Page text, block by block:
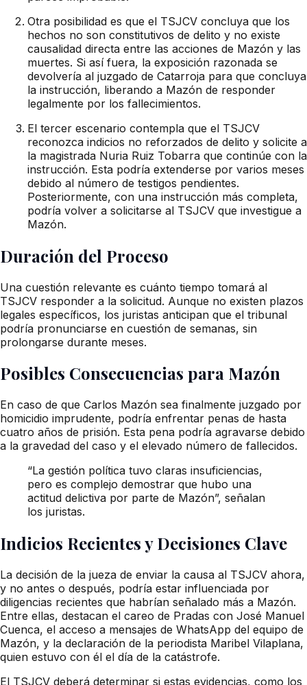
Otra posibilidad es que el TSJCV concluya que los
hechos no son constitutivos de delito y no existe
causalidad directa entre las acciones de Mazón y las
muertes. Si así fuera, la exposición razonada se
devolvería al juzgado de Catarroja para que concluya
la instrucción, liberando a Mazón de responder
legalmente por los fallecimientos.
El tercer escenario contempla que el TSJCV
reconozca indicios no reforzados de delito y solicite a
la magistrada Nuria Ruiz Tobarra que continúe con la
instrucción. Esta podría extenderse por varios meses
debido al número de testigos pendientes.
Posteriormente, con una instrucción más completa,
podría volver a solicitarse al TSJCV que investigue a
Mazón.
Duración del Proceso
Una cuestión relevante es cuánto tiempo tomará al
TSJCV responder a la solicitud. Aunque no existen plazos
legales específicos, los juristas anticipan que el tribunal
podría pronunciarse en cuestión de semanas, sin
prolongarse durante meses.
Posibles Consecuencias para Mazón
En caso de que Carlos Mazón sea finalmente juzgado por
homicidio imprudente, podría enfrentar penas de hasta
cuatro años de prisión. Esta pena podría agravarse debido
a la gravedad del caso y el elevado número de fallecidos.
“La gestión política tuvo claras insuficiencias,
pero es complejo demostrar que hubo una
actitud delictiva por parte de Mazón”, señalan
los juristas.
Indicios Recientes y Decisiones Clave
La decisión de la jueza de enviar la causa al TSJCV ahora,
y no antes o después, podría estar influenciada por
diligencias recientes que habrían señalado más a Mazón.
Entre ellas, destacan el careo de Pradas con José Manuel
Cuenca, el acceso a mensajes de WhatsApp del equipo de
Mazón, y la declaración de la periodista Maribel Vilaplana,
quien estuvo con él el día de la catástrofe.
El TSJCV deberá determinar si estas evidencias, como los